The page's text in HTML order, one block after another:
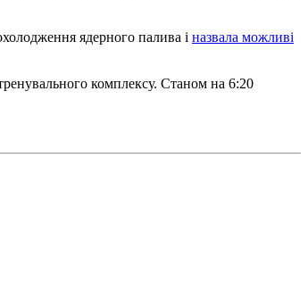
ядерного палива і назвала можливі
комплексу. Станом на 6:20